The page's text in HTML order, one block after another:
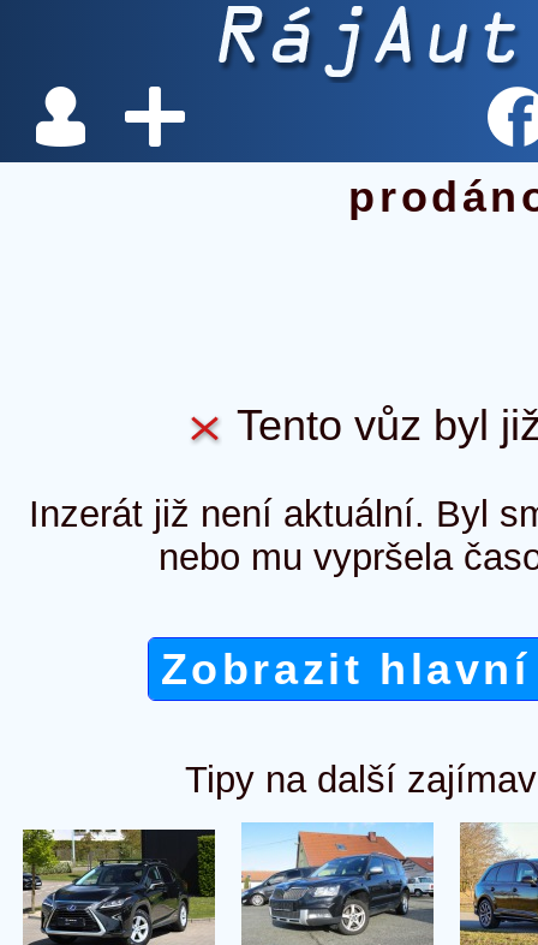
Tento vůz byl
Inzerát již není aktuální. Byl
nebo mu vypršela
Zobrazit
Tipy na další